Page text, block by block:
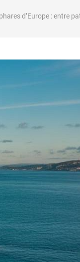
d’Europe : entre